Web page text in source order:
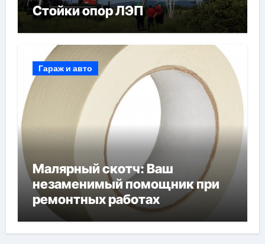
Стойки опор ЛЭП
Гараж и авто
Малярный скотч: Ваш
незаменимый помощник при
ремонтных работах